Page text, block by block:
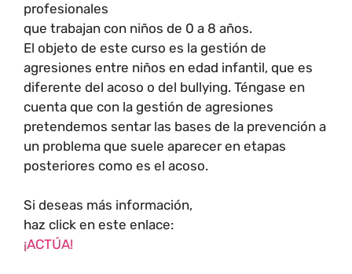
profesionales
que trabajan con niños de 0 a 8 años.
El objeto de este curso es la gestión de
agresiones entre niños en edad infantil, que es
diferente del acoso o del bullying. Téngase en
cuenta que con la gestión de agresiones
pretendemos sentar las bases de la prevención a
un problema que suele aparecer en etapas
posteriores como es el acoso.
Si deseas más información,
haz click en este enlace:
¡ACTÚA!